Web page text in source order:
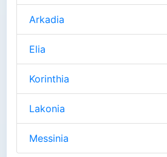
Arkadia
Elia
Korinthia
Lakonia
Messinia